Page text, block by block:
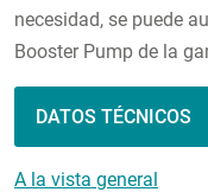
necesidad, se puede
Booster Pump de la
DATOS TÉCNICOS
A la vista general